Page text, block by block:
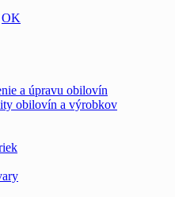
OK
a úpravu obilovín
obilovín a výrobkov